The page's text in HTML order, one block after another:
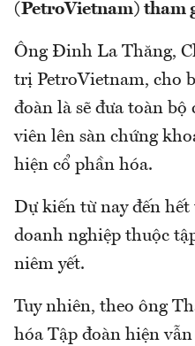
(PetroVietnam) tham
Ông Đinh La Thăng,
trị PetroVietnam, cho
đoàn là sẽ đưa toàn
viên lên sàn chứng
hiện cổ phần hóa.
Dự kiến từ nay đến hết
doanh nghiệp thuộc
niêm yết.
Tuy nhiên, theo ông
hóa Tập đoàn hiện